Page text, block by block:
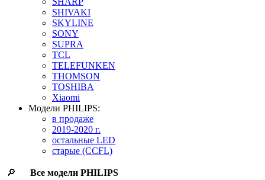
SHIVAKI
SKYLINE
SONY
SUPRA
TCL
TELEFUNKEN
THOMSON
TOSHIBA
Xiaomi
Модели PHILIPS:
в продаже
2019-2020 г.
остальные LED
старые (CCFL)
🔎 Все модели PHILIPS